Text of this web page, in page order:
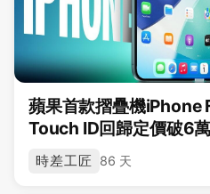
蘋果首款摺疊機iPhone
Touch ID回歸定價破6萬
時差工匠 86 天